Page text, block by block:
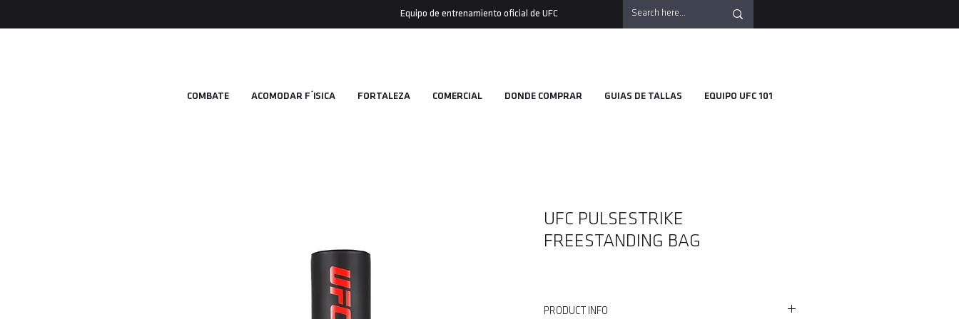
Equipo de entrenamiento oficial de UFC
COMBATE ACOMODAR FÍ SICA FORTALEZA COMERCIAL DONDE COMPRAR GUIAS DE TALLAS EQUIPO UFC 101
UFC PULSESTRIKE
FREESTANDING BAG
PRODUCT INFO